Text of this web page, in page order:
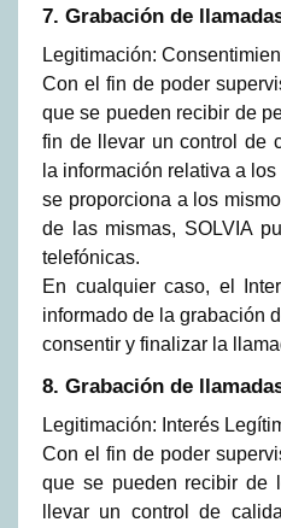
7. Grabación de
Legitimación:
Con el fin de poder
que se pueden recibir de
fin de llevar un control de
la información relativa a
se proporciona a los
de las mismas, SOLVIA
telefónicas.
En cualquier caso, el
informado de la grabación
consentir y finalizar la
8. Grabación de
Legitimación: Interés
Con el fin de poder
que se pueden recibir de
llevar un control de